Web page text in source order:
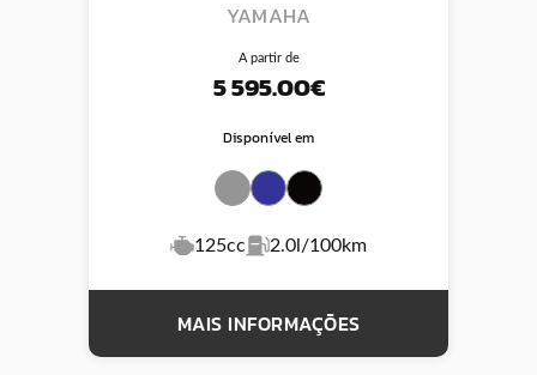
YAMAHA
A partir de
5 595.00€
Disponível em
125cc 2.0l/100km
MAIS INFORMAÇÕES